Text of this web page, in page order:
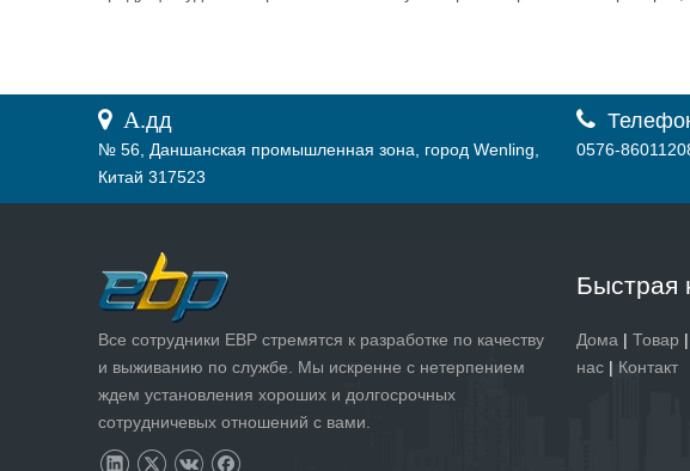
 А.дд
№ 56, Даншанская промышленная зона, город Wenling,
Китай 317523

0576-
Все сотрудники EBP стремятся к разработке по качеству
и выживанию по службе. Мы искренне с нетерпением
ждем установления хороших и долгосрочных
сотрудничевых отношений с вами.
Быстрая
Дома | Товар |
нас | Контакт